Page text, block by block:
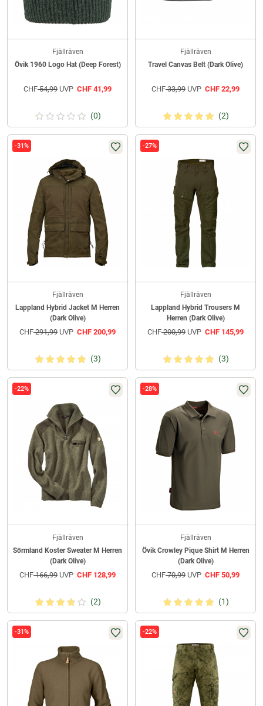
Fjällräven
Övik 1960 Logo Hat (Deep Forest)
CHF54,99 UVP CHF 41,99
(0)
Fjällräven
Travel Canvas Belt (Dark Olive)
CHF33,99 UVP CHF 22,99
(2)
-31%
Fjällräven
Lappland Hybrid Jacket M Herren
(Dark Olive)
CHF291,99 UVP CHF 200,99
(3)
-27%
Fjällräven
Lappland Hybrid Trousers M
Herren (Dark Olive)
CHF200,99 UVP CHF 145,99
(3)
-22%
Fjällräven
Sörmland Koster Sweater M Herren
(Dark Olive)
CHF166,99 UVP CHF 128,99
(2)
-28%
Fjällräven
Övik Crowley Pique Shirt M Herren
(Dark Olive)
CHF70,99 UVP CHF 50,99
(1)
-31% -22%